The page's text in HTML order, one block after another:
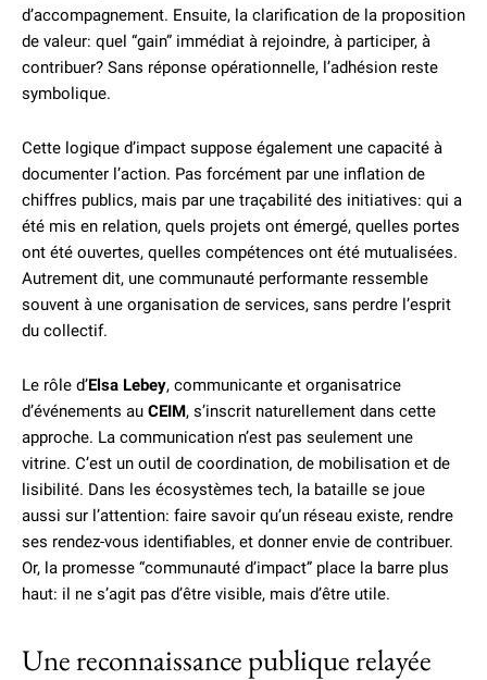
d’accompagnement. Ensuite, la clarification de la proposition
de valeur: quel “gain” immédiat à rejoindre, à participer, à
contribuer? Sans réponse opérationnelle, l’adhésion reste
symbolique.
Cette logique d’impact suppose également une capacité à
documenter l’action. Pas forcément par une inflation de
chiffres publics, mais par une traçabilité des initiatives: qui a
été mis en relation, quels projets ont émergé, quelles portes
ont été ouvertes, quelles compétences ont été mutualisées.
Autrement dit, une communauté performante ressemble
souvent à une organisation de services, sans perdre l’esprit
du collectif.
Le rôle d’Elsa Lebey, communicante et organisatrice
d’événements au CEIM, s’inscrit naturellement dans cette
approche. La communication n’est pas seulement une
vitrine. C’est un outil de coordination, de mobilisation et de
lisibilité. Dans les écosystèmes tech, la bataille se joue
aussi sur l’attention: faire savoir qu’un réseau existe, rendre
ses rendez-vous identifiables, et donner envie de contribuer.
Or, la promesse “communauté d’impact” place la barre plus
haut: il ne s’agit pas d’être visible, mais d’être utile.
Une reconnaissance publique relayée